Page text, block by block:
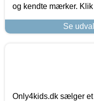
og kendte mærker.
Se
Only4kids.dk sælger